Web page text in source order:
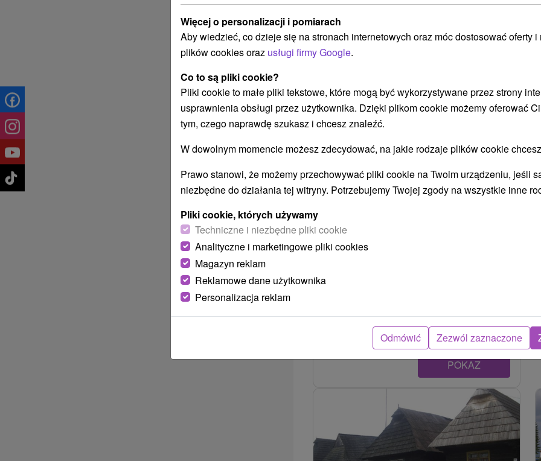
Wdzięki kobiece Blisko
Františková huta
Ruina továrenskej haly železiarne z roku 1836 v
juhovýchodne od centra obce Podbiel. Budova
POKAZ
Więcej o personalizacji i pomiarach
Aby wiedzieć, co dzieje się na stronach internetowych oraz móc dostosować oferty i
plików cookies oraz usługi firmy Google.
Co to są pliki cookie?
Pliki cookie to małe pliki tekstowe, które mogą być wykorzystywane przez strony
usprawnienia obsługi przez użytkownika. Dzięki plikom cookie możemy oferować
tym, czego naprawdę szukasz i chcesz znaleźć.
W dowolnym momencie możesz zdecydować, na jakie rodzaje plików cookie
Prawo stanowi, że możemy przechowywać pliki cookie na Twoim urządzeniu, jeśli
niezbędne do działania tej witryny. Potrzebujemy Twojej zgody na wszystkie inne
Pliki cookie, których używamy
Techniczne i niezbędne pliki cookie
Analityczne i marketingowe pliki cookies
Magazyn reklam
Reklamowe dane użytkownika
Personalizacja reklam
Odmówić Zezwól zaznaczone